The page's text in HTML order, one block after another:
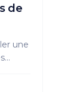
de
une